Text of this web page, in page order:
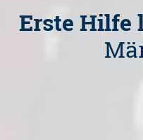
Erste Hilfe